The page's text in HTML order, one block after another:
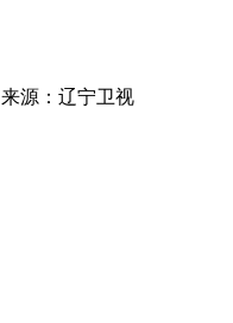
来源：辽宁卫视